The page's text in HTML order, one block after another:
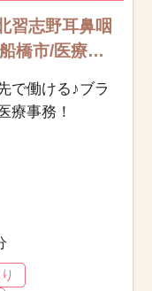
習志野耳鼻咽
橋市/医療事
で働ける♪ブラ
療事務！